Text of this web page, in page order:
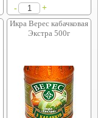
-
+
Икра Верес кабачковая
Экстра 500г